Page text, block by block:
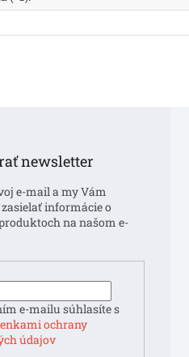
newsletter
e-mail a my Vám
informácie o
na našom e-
e-mailu súhlasíte s
ochrany
údajov